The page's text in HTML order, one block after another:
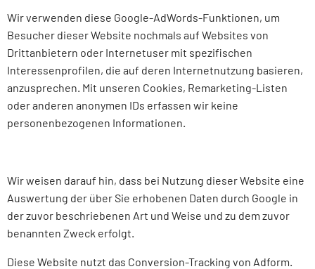
Wir verwenden diese Google-AdWords-Funktionen, um
Besucher dieser Website nochmals auf Websites von
Drittanbietern oder Internetuser mit spezifischen
Interessenprofilen, die auf deren Internetnutzung basieren,
anzusprechen. Mit unseren Cookies, Remarketing-Listen
oder anderen anonymen IDs erfassen wir keine
personenbezogenen Informationen.
Wir weisen darauf hin, dass bei Nutzung dieser Website eine
Auswertung der über Sie erhobenen Daten durch Google in
der zuvor beschriebenen Art und Weise und zu dem zuvor
benannten Zweck erfolgt.
Diese Website nutzt das Conversion-Tracking von Adform.